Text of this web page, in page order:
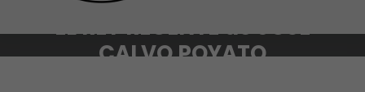
EL REY REGENTE de JOSÉ
CALVO POYATO